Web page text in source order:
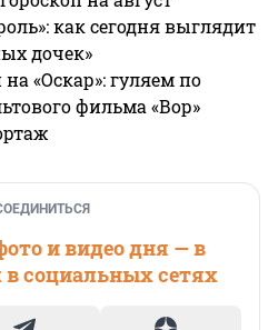
как сегодня выглядит
дочек»
«Оскар»: гуляем по
фильма «Вор»
и видео дня — в
социальных сетях